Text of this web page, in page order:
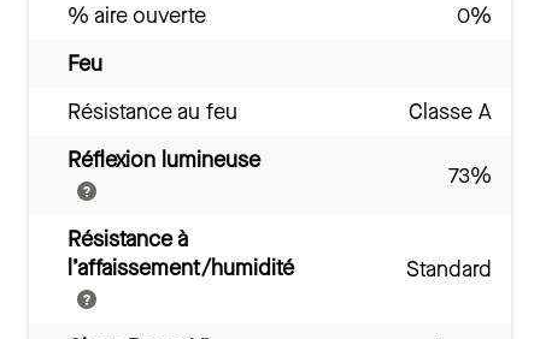
% aire ouverte
0%
Feu
Résistance au feu
Classe A
Réflexion lumineuse
73%
Résistance à
l’affaissement/humidité
Standard